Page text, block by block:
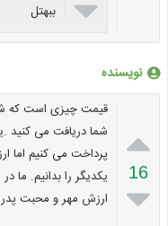
 ببهتل
نویسنده

16

قیمت چیزی است که
شما دریافت می کنید
پرداخت می کنیم اما
یکدیگر را بدانیم. ما
ارزش مهر و محبت